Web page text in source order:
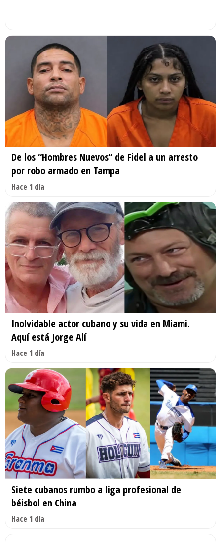
De los “Hombres Nuevos” de Fidel a un arresto
por robo armado en Tampa
Hace 1 día
Inolvidable actor cubano y su vida en Miami.
Aquí está Jorge Alí
Hace 1 día
Siete cubanos rumbo a liga profesional de
béisbol en China
Hace 1 día